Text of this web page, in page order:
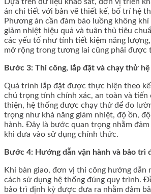
án chi tiết với bản vẽ thiết kế, bố trí hệ
Phương án cần đảm bảo luồng không
giảm nhiệt hiệu quả và tuân thủ tiêu
các yếu tố như tính tiết kiệm năng
mở rộng trong tương lai cũng phải được
Bước 3: Thi công, lắp đặt và chạy thử
Quá trình lắp đặt được thực hiện theo
chú trọng tính chính xác, an toàn và tiến
thiện, hệ thống được chạy thử để đo
trọng như khả năng giảm nhiệt, độ ồn,
hành. Đây là bước quan trọng nhằm
khi đưa vào sử dụng chính thức.
Bước 4: Hướng dẫn vận hành và bảo trì
Khi bàn giao, đơn vị thi công hướng dẫn
cách sử dụng hệ thống đúng quy trình.
bảo trì định kỳ được đưa ra nhằm đảm